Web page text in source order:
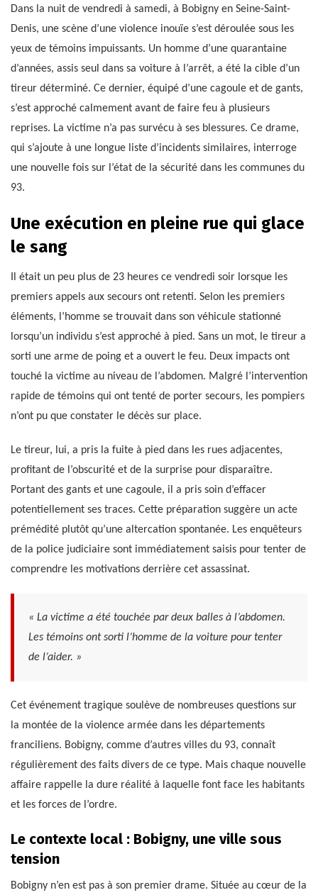
Dans la nuit de vendredi à samedi, à Bobigny en Seine-Saint-
Denis, une scène d’une violence inouïe s’est déroulée sous les
yeux de témoins impuissants. Un homme d’une quarantaine
d’années, assis seul dans sa voiture à l’arrêt, a été la cible d’un
tireur déterminé. Ce dernier, équipé d’une cagoule et de gants,
s’est approché calmement avant de faire feu à plusieurs
reprises. La victime n’a pas survécu à ses blessures. Ce drame,
qui s’ajoute à une longue liste d’incidents similaires, interroge
une nouvelle fois sur l’état de la sécurité dans les communes du
93.
Une exécution en pleine rue qui glace
le sang
Il était un peu plus de 23 heures ce vendredi soir lorsque les
premiers appels aux secours ont retenti. Selon les premiers
éléments, l’homme se trouvait dans son véhicule stationné
lorsqu’un individu s’est approché à pied. Sans un mot, le tireur a
sorti une arme de poing et a ouvert le feu. Deux impacts ont
touché la victime au niveau de l’abdomen. Malgré l’intervention
rapide de témoins qui ont tenté de porter secours, les pompiers
n’ont pu que constater le décès sur place.
Le tireur, lui, a pris la fuite à pied dans les rues adjacentes,
profitant de l’obscurité et de la surprise pour disparaître.
Portant des gants et une cagoule, il a pris soin d’effacer
potentiellement ses traces. Cette préparation suggère un acte
prémédité plutôt qu’une altercation spontanée. Les enquêteurs
de la police judiciaire sont immédiatement saisis pour tenter de
comprendre les motivations derrière cet assassinat.
« La victime a été touchée par deux balles à l’abdomen.
Les témoins ont sorti l’homme de la voiture pour tenter
de l’aider. »
Cet événement tragique soulève de nombreuses questions sur
la montée de la violence armée dans les départements
franciliens. Bobigny, comme d’autres villes du 93, connaît
régulièrement des faits divers de ce type. Mais chaque nouvelle
affaire rappelle la dure réalité à laquelle font face les habitants
et les forces de l’ordre.
Le contexte local : Bobigny, une ville sous
tension
Bobigny n’en est pas à son premier drame. Située au cœur de la